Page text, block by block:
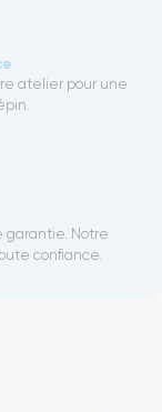
atelier pour une
garantie. Notre
confiance.